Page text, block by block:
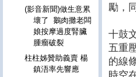
勵，
十鼓
五重
的線
時空
(影音新聞)做生意累
壞了 鵝肉攤老闆
娘按摩過度腎臟
腫瘤破裂
柱柱姊贊助義賣 楊
鎮浯率先響應